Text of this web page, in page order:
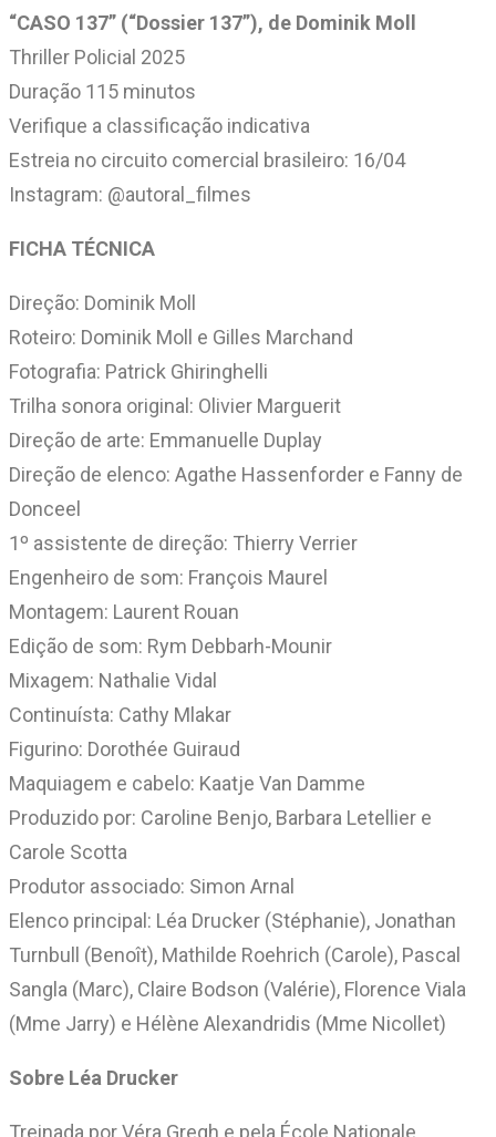
“CASO 137” (“Dossier 137”), de Dominik Moll
Thriller Policial 2025
Duração 115 minutos
Verifique a classificação indicativa
Estreia no circuito comercial brasileiro: 16/04
Instagram: @autoral_filmes
FICHA TÉCNICA
Direção: Dominik Moll
Roteiro: Dominik Moll e Gilles Marchand
Fotografia: Patrick Ghiringhelli
Trilha sonora original: Olivier Marguerit
Direção de arte: Emmanuelle Duplay
Direção de elenco: Agathe Hassenforder e Fanny de
Donceel
1º assistente de direção: Thierry Verrier
Engenheiro de som: François Maurel
Montagem: Laurent Rouan
Edição de som: Rym Debbarh-Mounir
Mixagem: Nathalie Vidal
Continuísta: Cathy Mlakar
Figurino: Dorothée Guiraud
Maquiagem e cabelo: Kaatje Van Damme
Produzido por: Caroline Benjo, Barbara Letellier e
Carole Scotta
Produtor associado: Simon Arnal
Elenco principal: Léa Drucker (Stéphanie), Jonathan
Turnbull (Benoît), Mathilde Roehrich (Carole), Pascal
Sangla (Marc), Claire Bodson (Valérie), Florence Viala
(Mme Jarry) e Hélène Alexandridis (Mme Nicollet)
Sobre Léa Drucker
Treinada por Véra Gregh e pela École Nationale